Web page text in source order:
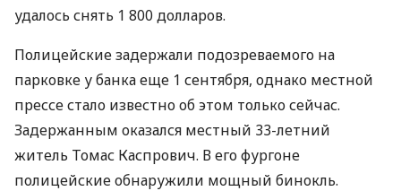
удалось снять 1 800 долларов.
Полицейские задержали подозреваемого на
парковке у банка еще 1 сентября, однако местной
прессе стало известно об этом только сейчас.
Задержанным оказался местный 33-летний
житель Томас Каспрович. В его фургоне
полицейские обнаружили мощный бинокль.